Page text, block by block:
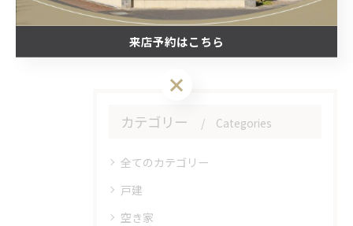
#不動産売却
カテゴリー Categories
全てのカテゴリー
戸建
空き家
来店予約はこちら
来店予約はこちら